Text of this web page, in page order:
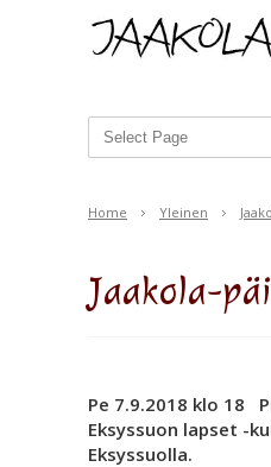
Home Yleinen
Jaakola-
Pe 7.9.2018 klo 18
Eksyssuon lapset -
Eksyssuolla.